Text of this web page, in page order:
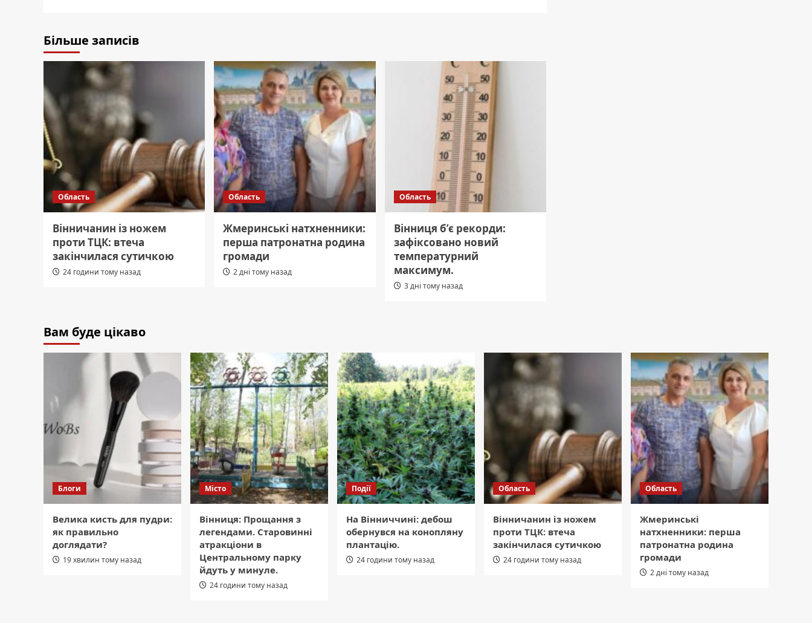
Більше записів
Область
Вінничанин із ножем
проти ТЦК: втеча
закінчилася сутичкою
24 години тому назад
Область
Жмеринські натхненники:
перша патронатна родина
громади
2 дні тому назад
Область
Вінниця б’є рекорди:
зафіксовано новий
температурний
максимум.
3 дні тому назад
Вам буде цікаво
Блоги
Велика кисть для пудри:
як правильно
доглядати?
19 хвилин тому назад
Місто
Вінниця: Прощання з
легендами. Старовинні
атракціони в
Центральному парку
йдуть у минуле.
24 години тому назад
Події
На Вінниччині: дебош
обернувся на конопляну
плантацію.
24 години тому назад
Область
Вінничанин із ножем
проти ТЦК: втеча
закінчилася сутичкою
24 години тому назад
Область
Жмеринські
натхненники: перша
патронатна родина
громади
2 дні тому назад